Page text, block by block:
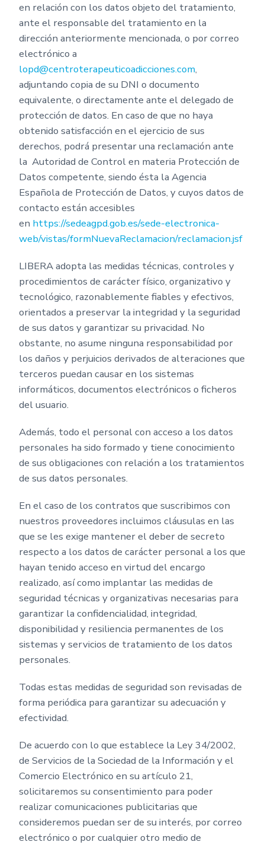
en relación con los datos objeto del tratamiento,
ante el responsable del tratamiento en la
dirección anteriormente mencionada, o por correo
electrónico a
lopd@centroterapeuticoadicciones.com,
adjuntando copia de su DNI o documento
equivalente, o directamente ante el delegado de
protección de datos. En caso de que no haya
obtenido satisfacción en el ejercicio de sus
derechos, podrá presentar una reclamación ante
la Autoridad de Control en materia Protección de
Datos competente, siendo ésta la Agencia
Española de Protección de Datos, y cuyos datos de
contacto están accesibles
en https://sedeagpd.gob.es/sede-electronica-
web/vistas/formNuevaReclamacion/reclamacion.jsf
LIBERA adopta las medidas técnicas, controles y
procedimientos de carácter físico, organizativo y
tecnológico, razonablemente fiables y efectivos,
orientados a preservar la integridad y la seguridad
de sus datos y garantizar su privacidad. No
obstante, no asume ninguna responsabilidad por
los daños y perjuicios derivados de alteraciones que
terceros puedan causar en los sistemas
informáticos, documentos electrónicos o ficheros
del usuario.
Además, todo el personal con acceso a los datos
personales ha sido formado y tiene conocimiento
de sus obligaciones con relación a los tratamientos
de sus datos personales.
En el caso de los contratos que suscribimos con
nuestros proveedores incluimos cláusulas en las
que se les exige mantener el deber de secreto
respecto a los datos de carácter personal a los que
hayan tenido acceso en virtud del encargo
realizado, así como implantar las medidas de
seguridad técnicas y organizativas necesarias para
garantizar la confidencialidad, integridad,
disponibilidad y resiliencia permanentes de los
sistemas y servicios de tratamiento de los datos
personales.
Todas estas medidas de seguridad son revisadas de
forma periódica para garantizar su adecuación y
efectividad.
De acuerdo con lo que establece la Ley 34/2002,
de Servicios de la Sociedad de la Información y el
Comercio Electrónico en su artículo 21,
solicitaremos su consentimiento para poder
realizar comunicaciones publicitarias que
consideremos puedan ser de su interés, por correo
electrónico o por cualquier otro medio de